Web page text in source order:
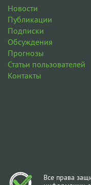
Новости
Публикации
Подписки
Обсуждения
Прогнозы
Статьи пользователей
Контакты
Все права